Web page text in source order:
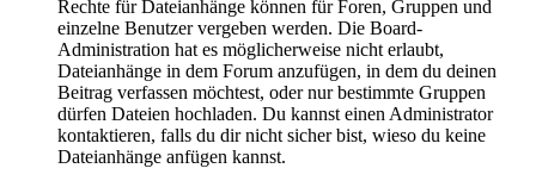
Rechte für Dateianhänge können für Foren, Gruppen und
einzelne Benutzer vergeben werden. Die Board-
Administration hat es möglicherweise nicht erlaubt,
Dateianhänge in dem Forum anzufügen, in dem du deinen
Beitrag verfassen möchtest, oder nur bestimmte Gruppen
dürfen Dateien hochladen. Du kannst einen Administrator
kontaktieren, falls du dir nicht sicher bist, wieso du keine
Dateianhänge anfügen kannst.